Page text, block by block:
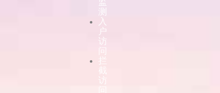
测
入
户
访
问
拦
截
访